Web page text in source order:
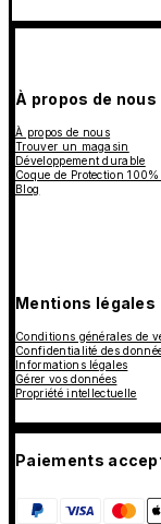
À propos de nous
À propos de nous
Trouver un magasin
Développement durable
Coque de Protection 100%
Blog
Mentions légales
Conditions générales de
Confidentialité des
Informations légales
Gérer vos données
Propriété intellectuelle
Paiements